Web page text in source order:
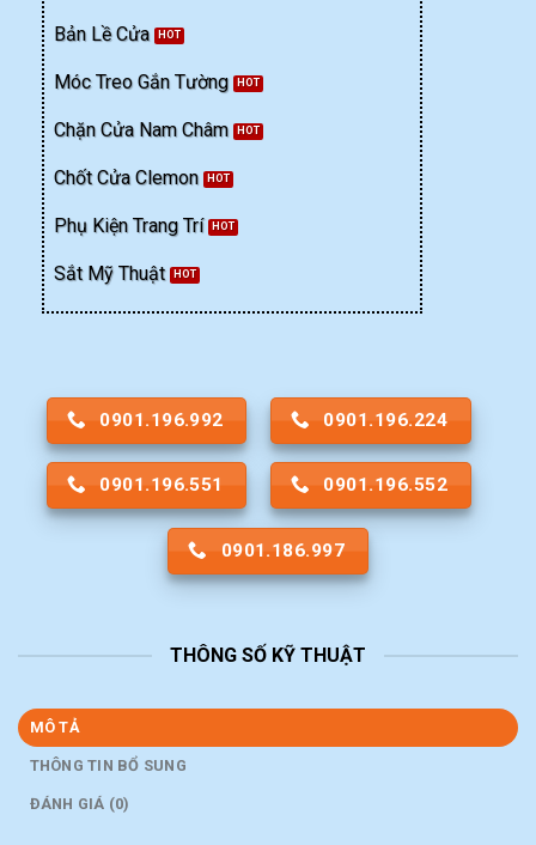
Bản Lề Cửa
Móc Treo Gắn Tường
Chặn Cửa Nam Châm
Chốt Cửa Clemon
Phụ Kiện Trang Trí
Sắt Mỹ Thuật
0901.196.992 0901.196.224
0901.196.551 0901.196.552
0901.186.997
THÔNG SỐ KỸ THUẬT
MÔ TẢ
THÔNG TIN BỔ SUNG
ĐÁNH GIÁ (0)